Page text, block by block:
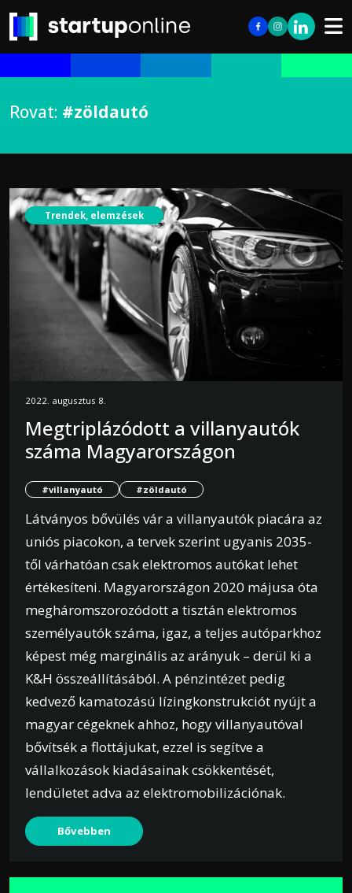
Rovat: #zöldautó
Trendek, elemzések
2022. augusztus 8.
Megtriplázódott a villanyautók
száma Magyarországon
#villanyautó #zöldautó
Látványos bővülés vár a villanyautók piacára az
uniós piacokon, a tervek szerint ugyanis 2035-
től várhatóan csak elektromos autókat lehet
értékesíteni. Magyarországon 2020 májusa óta
megháromszorozódott a tisztán elektromos
személyautók száma, igaz, a teljes autóparkhoz
képest még marginális az arányuk – derül ki a
K&H összeállításából. A pénzintézet pedig
kedvező kamatozású lízingkonstrukciót nyújt a
magyar cégeknek ahhoz, hogy villanyautóval
bővítsék a flottájukat, ezzel is segítve a
vállalkozások kiadásainak csökkentését,
lendületet adva az elektromobilizációnak.
Bővebben